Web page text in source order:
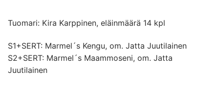
Tuomari: Kira Karppinen, eläinmäärä 14 kpl
S1+SERT: Marmel´s Kengu, om. Jatta Juutilainen
S2+SERT: Marmel´s Maammoseni, om. Jatta
Juutilainen